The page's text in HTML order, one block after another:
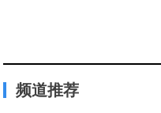
频道推荐